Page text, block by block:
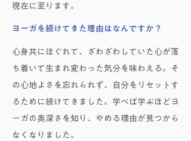
現在に至ります。
ヨーガを続けてきた理由はなんですか？
心身共にほぐれて、ざわざわしていた心が落
ち着いて生まれ変わった気分を味わえる。そ
の心地よさを忘れられず、自分をリセットす
るために続けてきました。学べば学ぶほどヨ
ーガの奥深さを知り、やめる理由が見つから
なくなりました。